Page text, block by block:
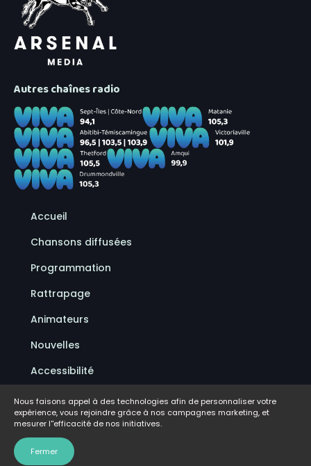
Autres chaînes radio
Accueil
Chansons diffusées
Programmation
Rattrapage
Animateurs
Nouvelles
Accessibilité
Politique de confidentialité
Conditions d'utilisation
FAQ
Nous faisons appel à des technologies afin de personnaliser votre
expérience, vous rejoindre grâce à nos campagnes marketing, et
mesurer l''efficacité de nos initiatives.
Fermer